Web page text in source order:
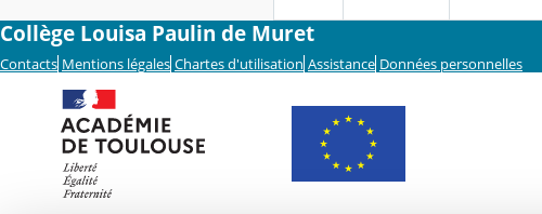
Collège Louisa Paulin de Muret
Contacts Mentions légales Chartes d'utilisation Assistance Données personnelles